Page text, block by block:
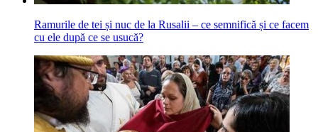
Ramurile de tei și nuc de la Rusalii – ce semnifică și ce facem
cu ele după ce se usucă?